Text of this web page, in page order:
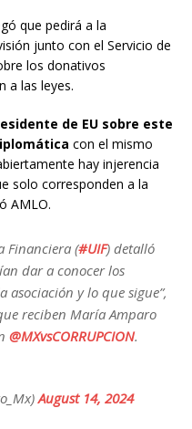
que pedirá a la
junto con el Servicio de
los donativos
a las leyes.
de EU sobre este
con el mismo
hay injerencia
solo corresponden a la
AMLO.
(#UIF) detalló
dar a conocer los
asociación y lo que sigue”,
reciben María Amparo
@MXvsCORRUPCION.
August 14, 2024